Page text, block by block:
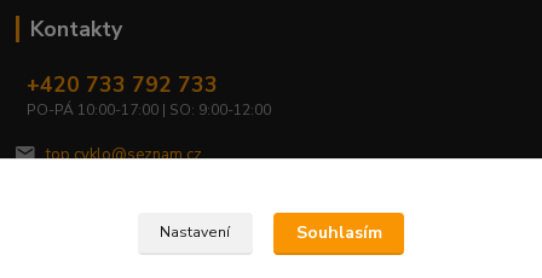
Kontakty
+420 733 792 733
PO-PÁ 10:00-17:00 | SO: 9:00-12:00
top.cyklo@seznam.cz
Nastavení Souhlasím